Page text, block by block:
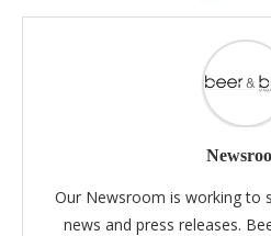
Our Newsroom is working to
news and press releases.